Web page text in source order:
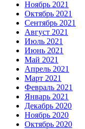
Ноябрь 2021
Октябрь 2021
Сентябрь 2021
Август 2021
Июль 2021
Июнь 2021
Май 2021
Апрель 2021
Март 2021
Февраль 2021
Январь 2021
Декабрь 2020
Ноябрь 2020
Октябрь 2020